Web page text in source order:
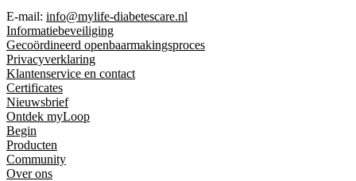
E-mail: info@mylife-diabetescare.nl
Informatiebeveiliging
Gecoördineerd openbaarmakingsproces
Privacyverklaring
Klantenservice en contact
Certificates
Nieuwsbrief
Ontdek myLoop
Begin
Producten
Community
Over ons